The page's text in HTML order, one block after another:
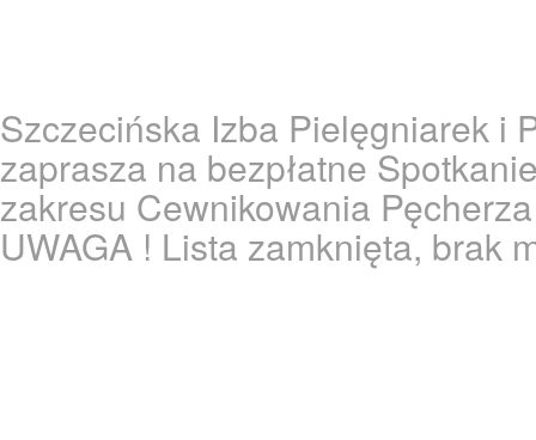
Szczecińska Izba Pielęgniarek i
zaprasza na bezpłatne
zakresu Cewnikowania
UWAGA ! Lista zamknięta, brak